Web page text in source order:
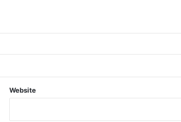
Website